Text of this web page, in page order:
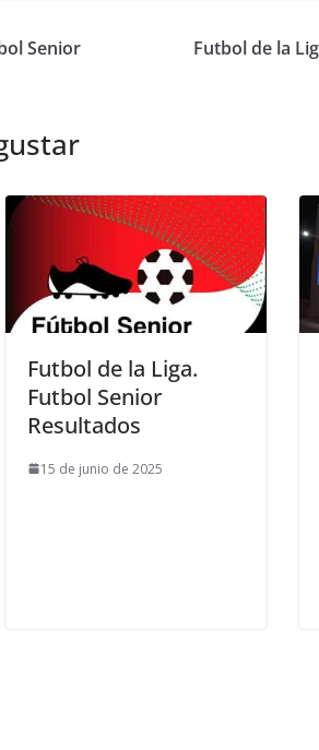
Senior
Futbol de la
Futbol de la Liga.
Futbol Senior
Resultados
15 de junio de 2025